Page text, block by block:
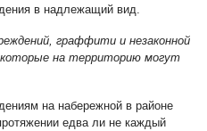
в надлежащий вид.
граффити и незаконной
на территорию могут
на набережной в районе
едва ли не каждый